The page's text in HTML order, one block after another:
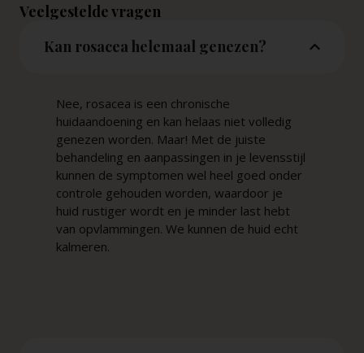
Veelgestelde vragen
Kan rosacea helemaal genezen?
Nee, rosacea is een chronische
huidaandoening en kan helaas niet volledig
genezen worden. Maar! Met de juiste
behandeling en aanpassingen in je levensstijl
kunnen de symptomen wel heel goed onder
controle gehouden worden, waardoor je
huid rustiger wordt en je minder last hebt
van opvlammingen. We kunnen de huid echt
kalmeren.